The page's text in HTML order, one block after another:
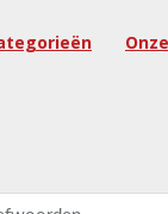
naar: